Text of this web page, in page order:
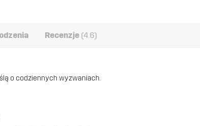
Recenzje (4.6)
o codziennych wyzwaniach.